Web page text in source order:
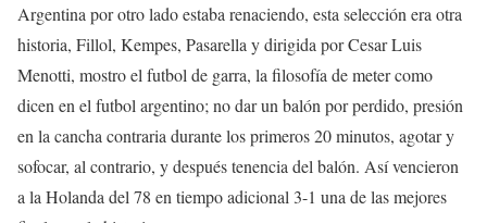
Argentina por otro lado estaba renaciendo, esta selección era otra
historia, Fillol, Kempes, Pasarella y dirigida por Cesar Luis
Menotti, mostro el futbol de garra, la filosofía de meter como
dicen en el futbol argentino; no dar un balón por perdido, presión
en la cancha contraria durante los primeros 20 minutos, agotar y
sofocar, al contrario, y después tenencia del balón. Así vencieron
a la Holanda del 78 en tiempo adicional 3-1 una de las mejores